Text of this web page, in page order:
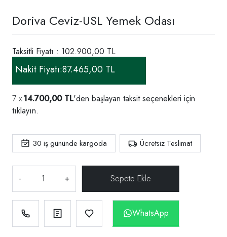
Doriva Ceviz-USL Yemek Odası
Taksitli Fiyatı : 102.900,00 TL
Nakit Fiyatı:87.465,00 TL
14.700,00 TL'den başlayan taksit seçenekleri için
tıklayın.
30 iş gününde kargoda Ücretsiz Teslimat
- +
WhatsApp